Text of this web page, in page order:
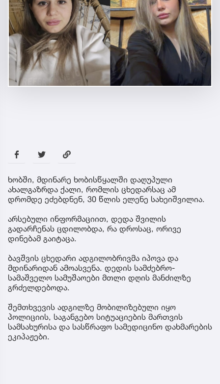
ხობში, მდინარე ხობისწყალში დაღუპული
ახალგაზრდა ქალი, რომლის ცხედარსაც ამ
დრომდე ეძებდნენ, 30 წლის ელენე სახეიშვილია.
არსებული ინფორმაციით, დედა შვილის
გადარჩენას ცდილობდა, რა დროსაც, ორივე
დინებამ გაიტაცა.
ბავშვის ცხედარი ადგილობრივმა იპოვა და
მდინარიდან ამოასვენა. დედის სამძებრო-
სამაშველო სამუშაოები მთლი დღის მანძილზე
გრძელდებოდა.
შემთხვევის ადგილზე მობილიზებული იყო
პოლიციის, საგანგებო სიტუაციების მართვის
სამსახურისა და სასწრაფო სამედიცინო დახმარების
ეკიპაჟები.